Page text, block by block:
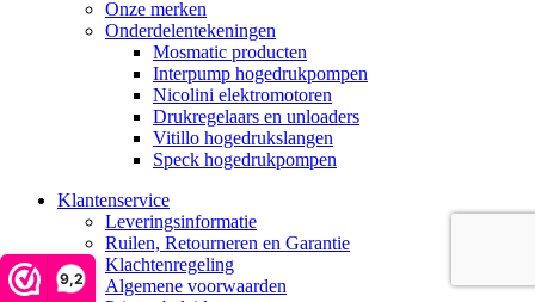
9,2
Onze merken
Onderdelentekeningen
Mosmatic producten
Interpump hogedrukpompen
Nicolini elektromotoren
Drukregelaars en unloaders
Vitillo hogedrukslangen
Speck hogedrukpompen
Klantenservice
Leveringsinformatie
Ruilen, Retourneren en Garantie
Klachtenregeling
Algemene voorwaarden